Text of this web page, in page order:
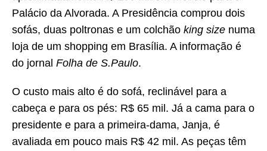
Palácio da Alvorada. A Presidência comprou dois
sofás, duas poltronas e um colchão king size numa
loja de um shopping em Brasília. A informação é
do jornal Folha de S.Paulo.
O custo mais alto é do sofá, reclinável para a
cabeça e para os pés: R$ 65 mil. Já a cama para o
presidente e para a primeira-dama, Janja, é
avaliada em pouco mais R$ 42 mil. As peças têm